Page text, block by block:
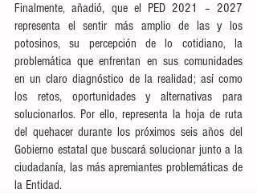
Finalmente, añadió, que el PED 2021 – 2027
representa el sentir más amplio de las y los
potosinos, su percepción de lo cotidiano, la
problemática que enfrentan en sus comunidades
en un claro diagnóstico de la realidad; así como
los retos, oportunidades y alternativas para
solucionarlos. Por ello, representa la hoja de ruta
del quehacer durante los próximos seis años del
Gobierno estatal que buscará solucionar junto a la
ciudadanía, las más apremiantes problemáticas de
la Entidad.